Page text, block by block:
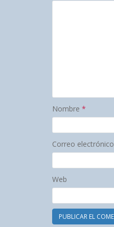
Nombre *
Correo electrónico
Web